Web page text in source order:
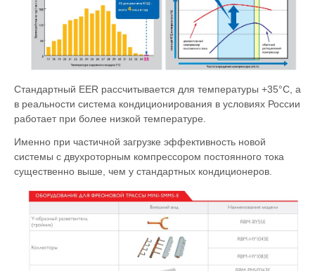
Стандартный EER рассчитывается для температуры +35°С, а
в реальности система кондиционирования в условиях России
работает при более низкой температуре.
Именно при частичной загрузке эффективность новой
системы с двухроторным компрессором постоянного тока
существенно выше, чем у стандартных кондиционеров.